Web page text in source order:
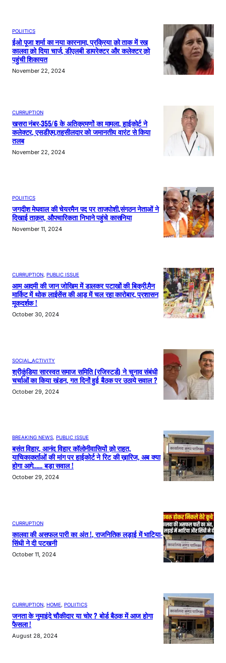
POLIITICS
ईओ पूजा शर्मा का नया कारनामा, प्रक्रिया क़ो ताक में रख
कालवा क़ो दिया चार्ज, डीएलबी डायरेक्टर और कलेक्टर क़ो
पहुंची शिकायत
November 22, 2024
CURRUPTION
खसरा नंबर-355/6 के अतिक्रमणों का मामला, हाईकोर्ट ने
कलेक्टर, एसडीएम,तहसीलदार को जमानतीय वारंट से किया
तलब
November 22, 2024
POLIITICS
जगदीश मेघवाल की चेयरमैन पद पर ताजपोशी,संगठन नेताओं ने
दिखाई ताक़त, औपचारिकता निभाने पहुंचे कासनिया
November 11, 2024
CURRUPTION, PUBLIC ISSUE
आम आदमी की जान जोखिम में डालकर पटाखों की बिक्री,मैन
मार्किट में थोक लाईसेंस की आड़ में चल रहा कारोबार, प्रशासन
मूकदर्शक !
October 30, 2024
SOCIAL_ACTIVITY
श्रीकुंडिया सारस्वत समाज समिति (रजिस्टर्ड) ने चुनाव संबंधी
चर्चाओं का किया खंडन, गत दिनों हुई बैठक पर उठाये सवाल ?
October 29, 2024
BREAKING NEWS, PUBLIC ISSUE
बसंत विहार, आनंद विहार कॉलोनीवासियों क़ो राहत,
याचिकाकर्ताओं की मांग पर हाईकोर्ट ने रिट की ख़ारिज, अब क्या
होगा आगे…… बड़ा सवाल !
October 29, 2024
CURRUPTION
कालवा की असफल पारी का अंत !, राजनितिक लड़ाई में भाटिया-
सिंधी ने दी पटखनी
October 11, 2024
CURRUPTION HOME POLIITICS
जनता के नुमाइंदे चौकीदार या चोर ? बोर्ड बैठक में आज होगा
फैसला !
August 28, 2024